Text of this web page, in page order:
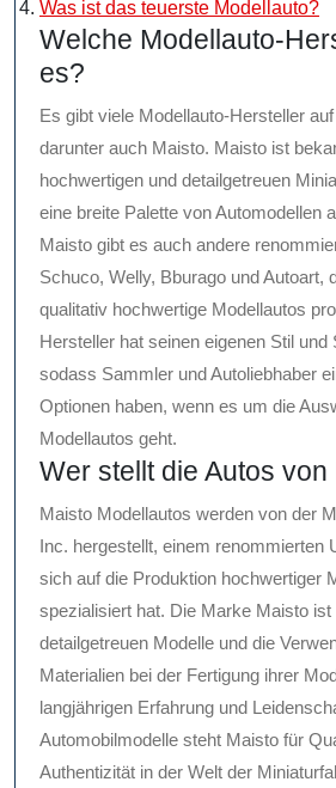
Was ist das teuerste Modellauto?
Welche Modellauto-
es?
Es gibt viele Modellauto-Hersteller
darunter auch Maisto. Maisto ist
hochwertigen und detailgetreuen
eine breite Palette von Automodellen
Maisto gibt es auch andere
Schuco, Welly, Bburago und Autoart,
qualitativ hochwertige Modellautos
Hersteller hat seinen eigenen Stil und
sodass Sammler und Autoliebhaber
Optionen haben, wenn es um die
Modellautos geht.
Wer stellt die Autos
Maisto Modellautos werden von der
Inc. hergestellt, einem renommierten
sich auf die Produktion hochwertiger
spezialisiert hat. Die Marke Maisto ist
detailgetreuen Modelle und die
Materialien bei der Fertigung ihrer
langjährigen Erfahrung und
Automobilmodelle steht Maisto für
Authentizität in der Welt der